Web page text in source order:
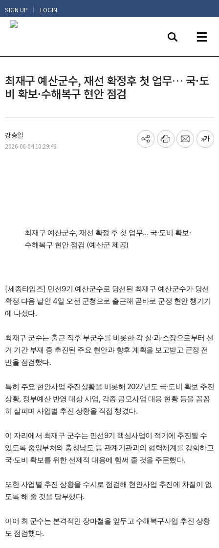
SIGN UP | LOGIN
최재구 예산군수, 재선 확정후 첫 업무… 국·도
비 확보·수해복구 현안 점검
강승일
2026-06-04 10:29:46
기
프
메
글
최재구 예산군수, 재선 확정 후 첫 업무… 국·도비 확보·
수해복구 현안 점검 (예산군 제공)
[세종타임즈] 민선9기 예산군수로 당선된 최재구 예산군수가 당선
확정 다음 날인 4일 오전 군청으로 출근해 곧바로 군정 현안 챙기기
에 나섰다.
최재구 군수는 출근 직후 부군수를 비롯한 각 실·과·소장으로부터 선
거 기간 부재 중 추진된 주요 현안과 향후 계획을 보고받고 군정 전
반을 점검했다.
특히 주요 현안사업 추진상황을 비롯해 2027년도 국·도비 확보 추진
상황, 정부예산 반영 대상 사업, 각종 공모사업 대응 현황 등을 꼼꼼
히 살피며 사업별 추진 상황을 직접 챙겼다.
이 자리에서 최재구 군수는 민선9기 핵심사업이 적기에 추진될 수
있도록 중앙부처와 충청남도 등 관계기관과의 협력체계를 강화하고
국·도비 확보를 위한 선제적 대응에 힘써 줄 것을 주문했다.
또한 사업별 추진 상황을 수시로 점검해 현안사업 추진에 차질이 없
도록 해 줄 것을 당부했다.
이어 최 군수는 본격적인 장마철을 앞두고 수해복구사업 추진 상황
도 점검했다.